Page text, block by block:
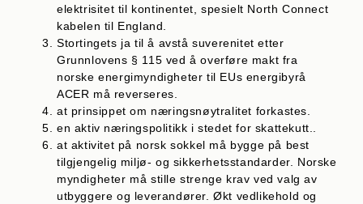
elektrisitet til kontinentet, spesielt North Connect
kabelen til England.
Stortingets ja til å avstå suverenitet etter
Grunnlovens § 115 ved å overføre makt fra
norske energimyndigheter til EUs energibyrå
ACER må reverseres.
at prinsippet om næringsnøytralitet forkastes.
en aktiv næringspolitikk i stedet for skattekutt..
at aktivitet på norsk sokkel må bygge på best
tilgjengelig miljø- og sikkerhetsstandarder. Norske
myndigheter må stille strenge krav ved valg av
utbyggere og lever­an­dører. Økt ved­likehold og